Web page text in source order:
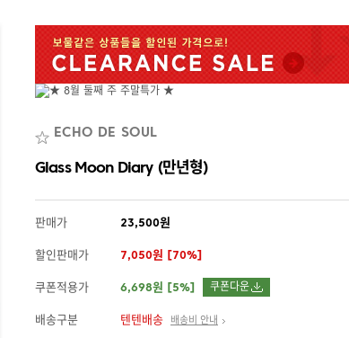
ECHO DE SOUL
Glass Moon Diary (만년형)
판매가 23,500원
할인판매가 7,050원 [70%]
쿠폰적용가 6,698원 [5%] 쿠폰다운
배송구분 텐텐배송 배송비 안내